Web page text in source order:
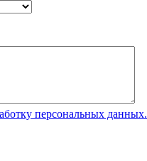
персональных данных.